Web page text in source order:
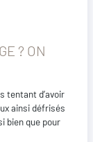
? ON
tentant d’avoir
ainsi défrisés
bien que pour